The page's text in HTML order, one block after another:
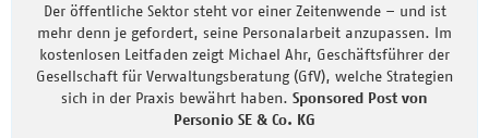
Der öffentliche Sektor steht vor einer Zeitenwende – und ist
mehr denn je gefordert, seine Personalarbeit anzupassen. Im
kostenlosen Leitfaden zeigt Michael Ahr, Geschäftsführer der
Gesellschaft für Verwaltungsberatung (GfV), welche Strategien
sich in der Praxis bewährt haben. Sponsored Post von
Personio SE & Co. KG